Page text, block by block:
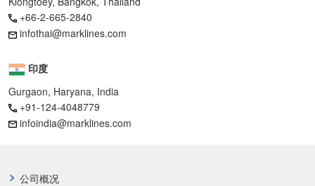
+66-2-665-2840
infothai@marklines.com
印度
Gurgaon, Haryana, India
+91-124-4048779
infoindia@marklines.com
公司概况